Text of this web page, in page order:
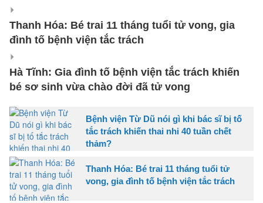
Thanh Hóa: Bé trai 11 tháng tuổi tử vong, gia
đình tố bệnh viện tắc trách
Hà Tĩnh: Gia đình tố bệnh viện tắc trách khiến
bé sơ sinh vừa chào đời đã tử vong
Bệnh viện Từ Dũ nói gì khi bác sĩ bị tố
tắc trách khiến thai nhi 40 tuần chết
thảm?
Thanh Hóa: Bé trai 11 tháng tuổi tử
vong, gia đình tố bệnh viện tắc trách